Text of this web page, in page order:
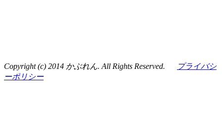
Copyright (c) 2014 かぶれん. All Rights Reserved.
プライバシ
ーポリシー